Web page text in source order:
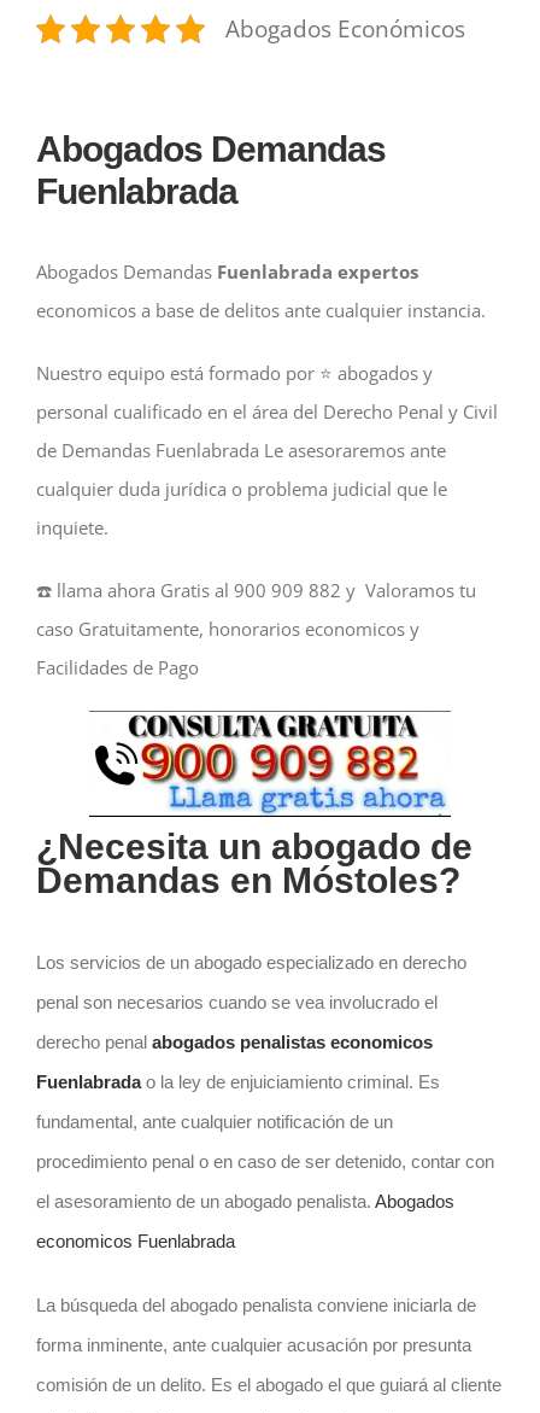
Abogados Económicos
Abogados Demandas
Fuenlabrada
Abogados DemandasFuenlabrada expertos
economicos a base de delitos ante cualquier instancia.
Nuestro equipo está formado por ⭐️ abogados y
personal cualificado en el área del Derecho Penal y Civil
de Demandas Fuenlabrada Le asesoraremos ante
cualquier duda jurídica o problema judicial que le
inquiete.
☎️ llama ahora Gratis al 900 909 882 y Valoramos tu
caso Gratuitamente, honorarios economicos y
Facilidades de Pago
¿Necesita un abogado de
Demandas en Móstoles?
Los servicios de un abogado especializado en derecho
penal son necesarios cuando se vea involucrado el
derecho penal abogados penalistas economicos
Fuenlabradao la ley de enjuiciamiento criminal. Es
fundamental, ante cualquier notificación de un
procedimiento penal o en caso de ser detenido, contar con
el asesoramiento de un abogado penalista. Abogados
economicos Fuenlabrada
La búsqueda del abogado penalista conviene iniciarla de
forma inminente, ante cualquier acusación por presunta
comisión de un delito. Es el abogado el que guiará al cliente